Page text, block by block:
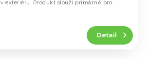
Detail
v exteriéru. Produkt slouží primárně pro...